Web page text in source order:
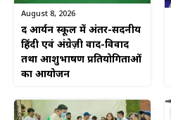
August 8, 2026
द आर्यन स्कूल में अंतर-सदनीय
हिंदी एवं अंग्रेज़ी वाद-विवाद
तथा आशुभाषण प्रतियोगिताओं
का आयोजन